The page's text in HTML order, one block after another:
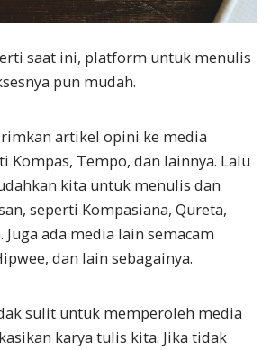
saat ini, platform untuk menulis
pun mudah.
artikel opini ke media
Kompas, Tempo, dan lainnya. Lalu
kita untuk menulis dan
seperti Kompasiana, Qureta,
ada media lain semacam
dan lain sebagainya.
sulit untuk memperoleh media
karya tulis kita. Jika tidak